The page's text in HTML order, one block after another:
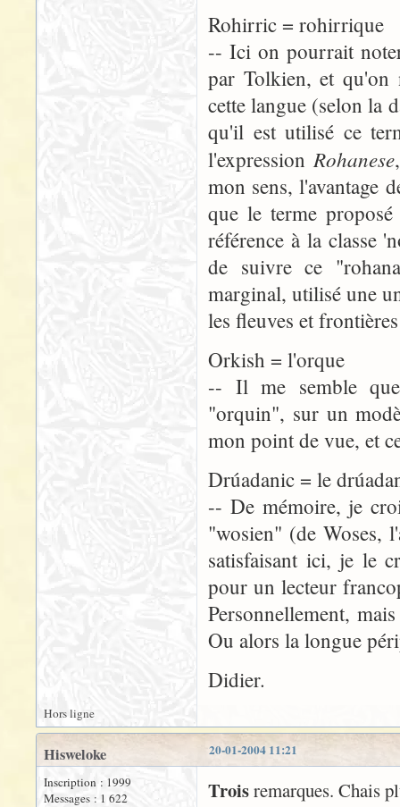
Rohirric = rohirrique
-- Ici on pourrait
par Tolkien, et qu'on
cette langue (selon la
qu'il est utilisé ce
l'expressionRohanese
mon sens, l'avantage
que le terme
référence à la classe
de suivre ce
marginal, utilisé une
les fleuves et
Orkish = l'orque
-- Il me semble
"orquin", sur un
mon point de vue, et
Drúadanic = le
-- De mémoire, je
"wosien" (de Woses,
satisfaisant ici, je le
pour un lecteur
Personnellement,
Ou alors la longue
Didier.
Hors ligne
20-01-2004 11:21
Hisweloke
Inscription : 1999
Messages : 1 622
Troisremarques. Chais